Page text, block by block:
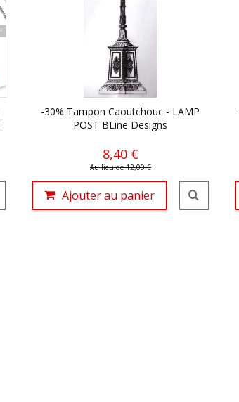
-30% Tampon Caoutchouc - LAMP
POST BLine Designs
8,40 €
Au lieu de 12,00 €
Ajouter au panier